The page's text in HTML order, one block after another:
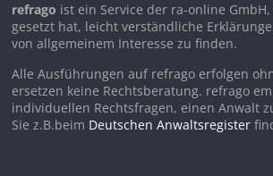
refrago ist ein Service der ra-online
gesetzt hat, leicht verständliche
von allgemeinem Interesse zu finden.
Alle Ausführungen auf refrago erfolgen
ersetzen keine Rechtsberatung. refrago
individuellen Rechtsfragen, einen Anwalt
Sie z.B.beim Deutschen Anwaltsregister